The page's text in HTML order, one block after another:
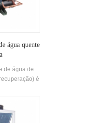
água quente
de água de
é
de primavera
de banho,